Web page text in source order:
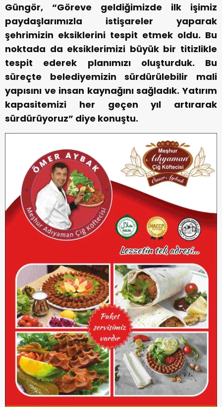
Güngör, “Göreve geldiğimizde ilk işimiz
paydaşlarımızla istişareler yaparak
şehrimizin eksiklerini tespit etmek oldu. Bu
noktada da eksiklerimizi büyük bir titizlikle
tespit ederek planımızı oluşturduk. Bu
süreçte belediyemizin sürdürülebilir mali
yapısını ve insan kaynağını sağladık. Yatırım
kapasitemizi her geçen yıl artırarak
sürdürüyoruz” diye konuştu.